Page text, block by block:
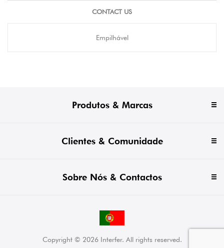
CONTACT US
Empilhável
Produtos & Marcas
Clientes & Comunidade
Sobre Nós & Contactos
Copyright © 2026 Interfer. All rights reserved.